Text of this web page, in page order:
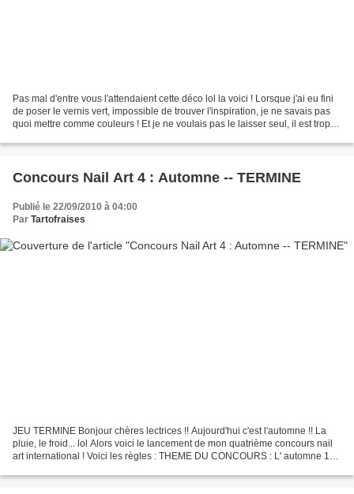
Pas mal d'entre vous l'attendaient cette déco lol la voici ! Lorsque j'ai eu fini
de poser le vernis vert, impossible de trouver l'inspiration, je ne savais pas
quoi mettre comme couleurs ! Et je ne voulais pas le laisser seul, il est trop
Concours Nail Art 4 : Automne -- TERMINE
Publié le 22/09/2010 à 04:00
Par Tartofraises
JEU TERMINE Bonjour chères lectrices !! Aujourd'hui c'est l'automne !! La
pluie, le froid... lol Alors voici le lancement de mon quatrième concours nail
art international ! Voici les règles : THEME DU CONCOURS : L' automne 1)